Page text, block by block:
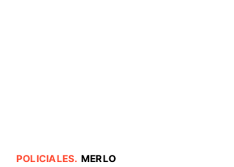
POLICIALES. MERLO